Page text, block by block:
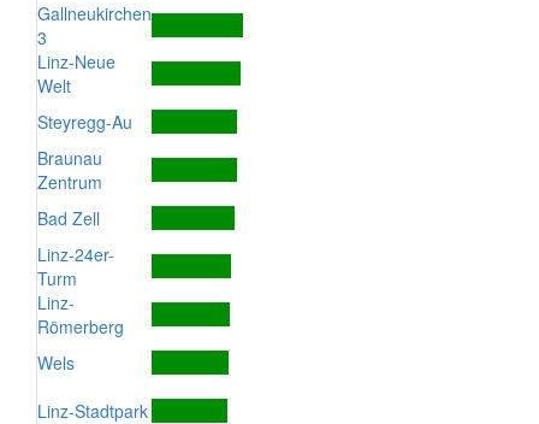
Gallneukirchen
3
Linz-Neue
Welt
Steyregg-Au
Braunau
Zentrum
Bad Zell
Linz-24er-
Turm
Linz-
Römerberg
Wels
Linz-Stadtpark